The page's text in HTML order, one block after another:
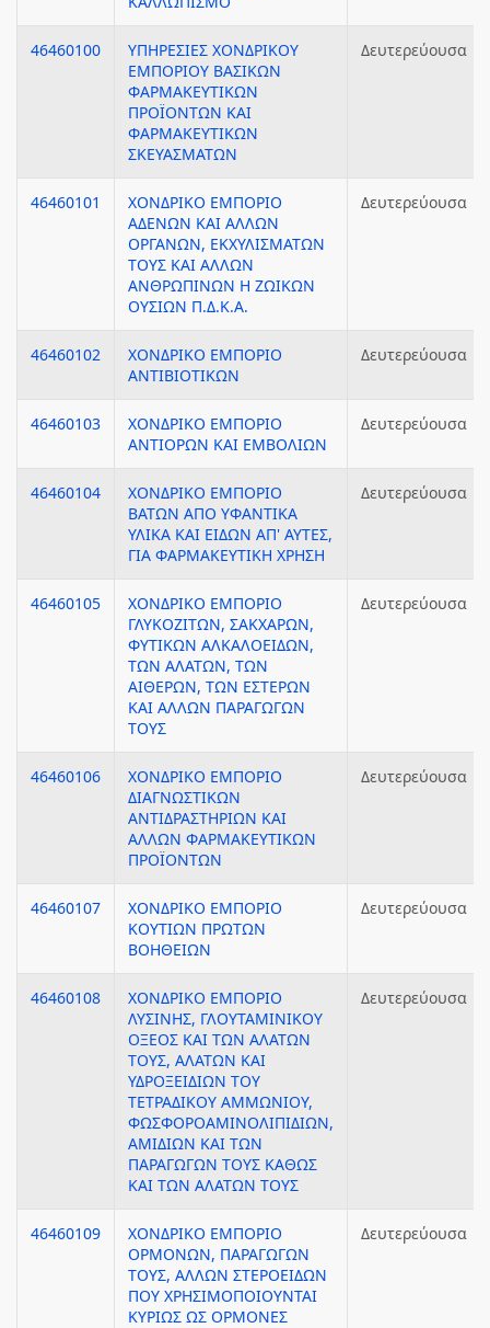
46460100
ΥΠΗΡΕΣΙΕΣ ΧΟΝΔΡΙΚΟΥ
ΕΜΠΟΡΙΟΥ ΒΑΣΙΚΩΝ
ΦΑΡΜΑΚΕΥΤΙΚΩΝ
ΠΡΟΪΟΝΤΩΝ ΚΑΙ
ΦΑΡΜΑΚΕΥΤΙΚΩΝ
ΣΚΕΥΑΣΜΑΤΩΝ
Δευτερεύουσα
46460101
ΧΟΝΔΡΙΚΟ ΕΜΠΟΡΙΟ
ΑΔΕΝΩΝ ΚΑΙ ΑΛΛΩΝ
ΟΡΓΑΝΩΝ, ΕΚΧΥΛΙΣΜΑΤΩΝ
ΤΟΥΣ ΚΑΙ ΑΛΛΩΝ
ΑΝΘΡΩΠΙΝΩΝ Η ΖΩΙΚΩΝ
ΟΥΣΙΩΝ Π.Δ.Κ.Α.
Δευτερεύουσα
46460102
ΧΟΝΔΡΙΚΟ ΕΜΠΟΡΙΟ
ΑΝΤΙΒΙΟΤΙΚΩΝ
Δευτερεύουσα
46460103
ΧΟΝΔΡΙΚΟ ΕΜΠΟΡΙΟ
ΑΝΤΙΟΡΩΝ ΚΑΙ ΕΜΒΟΛΙΩΝ
Δευτερεύουσα
46460104
ΧΟΝΔΡΙΚΟ ΕΜΠΟΡΙΟ
ΒΑΤΩΝ ΑΠΟ ΥΦΑΝΤΙΚΑ
ΥΛΙΚΑ ΚΑΙ ΕΙΔΩΝ ΑΠ' ΑΥΤΕΣ,
ΓΙΑ ΦΑΡΜΑΚΕΥΤΙΚΗ ΧΡΗΣΗ
Δευτερεύουσα
46460105
ΧΟΝΔΡΙΚΟ ΕΜΠΟΡΙΟ
ΓΛΥΚΟΖΙΤΩΝ, ΣΑΚΧΑΡΩΝ,
ΦΥΤΙΚΩΝ ΑΛΚΑΛΟΕΙΔΩΝ,
ΤΩΝ ΑΛΑΤΩΝ, ΤΩΝ
ΑΙΘΕΡΩΝ, ΤΩΝ ΕΣΤΕΡΩΝ
ΚΑΙ ΑΛΛΩΝ ΠΑΡΑΓΩΓΩΝ
ΤΟΥΣ
Δευτερεύουσα
46460106
ΧΟΝΔΡΙΚΟ ΕΜΠΟΡΙΟ
ΔΙΑΓΝΩΣΤΙΚΩΝ
ΑΝΤΙΔΡΑΣΤΗΡΙΩΝ ΚΑΙ
ΑΛΛΩΝ ΦΑΡΜΑΚΕΥΤΙΚΩΝ
ΠΡΟΪΟΝΤΩΝ
Δευτερεύουσα
46460107
ΧΟΝΔΡΙΚΟ ΕΜΠΟΡΙΟ
ΚΟΥΤΙΩΝ ΠΡΩΤΩΝ
ΒΟΗΘΕΙΩΝ
Δευτερεύουσα
46460108
ΧΟΝΔΡΙΚΟ ΕΜΠΟΡΙΟ
ΛΥΣΙΝΗΣ, ΓΛΟΥΤΑΜΙΝΙΚΟΥ
ΟΞΕΟΣ ΚΑΙ ΤΩΝ ΑΛΑΤΩΝ
ΤΟΥΣ, ΑΛΑΤΩΝ ΚΑΙ
ΥΔΡΟΞΕΙΔΙΩΝ ΤΟΥ
ΤΕΤΡΑΔΙΚΟΥ ΑΜΜΩΝΙΟΥ,
ΦΩΣΦΟΡΟΑΜΙΝΟΛΙΠΙΔΙΩΝ,
ΑΜΙΔΙΩΝ ΚΑΙ ΤΩΝ
ΠΑΡΑΓΩΓΩΝ ΤΟΥΣ ΚΑΘΩΣ
ΚΑΙ ΤΩΝ ΑΛΑΤΩΝ ΤΟΥΣ
Δευτερεύουσα
46460109
ΧΟΝΔΡΙΚΟ ΕΜΠΟΡΙΟ
ΟΡΜΟΝΩΝ, ΠΑΡΑΓΩΓΩΝ
ΤΟΥΣ, ΑΛΛΩΝ ΣΤΕΡΟΕΙΔΩΝ
ΠΟΥ ΧΡΗΣΙΜΟΠΟΙΟΥΝΤΑΙ
ΚΥΡΙΩΣ ΩΣ ΟΡΜΟΝΕΣ
Δευτερεύουσα